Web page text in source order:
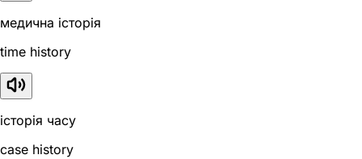
медична історія
time history
історія часу
case history